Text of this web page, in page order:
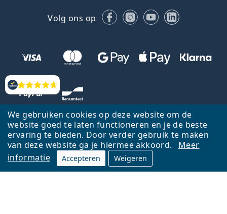
We gebruiken cookies op deze website om de
website goed te laten functioneren en je de beste
ervaring te bieden. Door verder gebruik te maken
van deze website ga je hiermee akkoord.
Meer
informatie
Accepteren Weigeren
Beoordelingen
Volg ons op FacebookInstagram
YouTubeLinkedIn
Terug naar de homepagina Ga omhoog